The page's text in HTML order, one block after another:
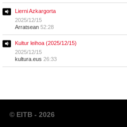
Lierni Azkargorta
2025/12/15
Arratsean 52:28
Kultur leihoa (2025/12/15)
2025/12/15
kultura.eus 26:33
© EITB - 2026